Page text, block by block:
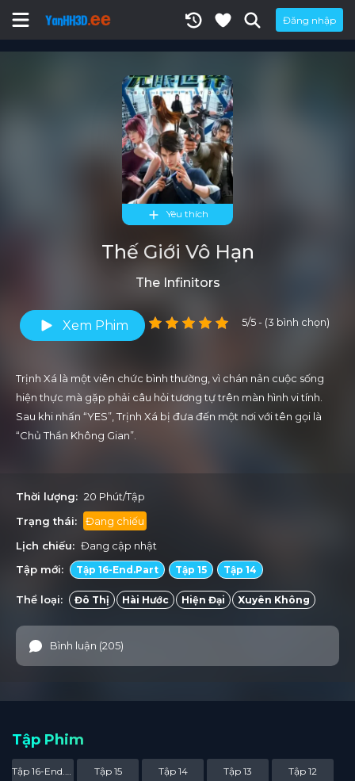
Đăng nhập
Yêu thích
Thế Giới Vô Hạn
The Infinitors
Xem Phim 5/5 - (3 bình chọn)
Trịnh Xá là một viên chức bình thường, vì chán nản cuộc sống
hiện thực mà gặp phải câu hỏi tương tự trên màn hình vi tính.
Sau khi nhấn “YES”, Trịnh Xá bị đưa đến một nơi với tên gọi là
“Chủ Thần Không Gian”.
Thời lượng: 20 Phút/Tập
Trạng thái:
Đang chiếu
Lịch chiếu: Đang cập nhật
Tập mới:
Tập 16-End.Part Tập 15 Tập 14
Thể loại: Đô Thị Hài Hước Hiện Đại Xuyên Không
Bình luận (205)
Tập Phim
Tập 16-End.Part Tập 15 Tập 14 Tập 13 Tập 12